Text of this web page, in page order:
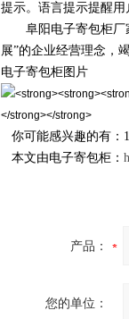
提示。语言提示提醒用
阜阳电子寄包柜厂家
展”的企业经营理念，
电子寄包柜图片
你可能感兴趣的有：
本文由电子寄包柜：
产品：
您的单位：